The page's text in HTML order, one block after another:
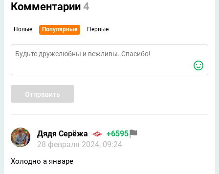
Комментарии 4
Новые Популярные Первые
Отправить
Дядя Серёжа
+6595
28 февраля 2024, 09:24
Холодно а январе